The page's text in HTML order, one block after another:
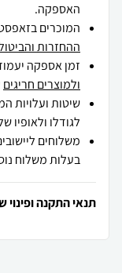
האספקה.
המוכרים
ההחזרות
זמן אספקה יעמוד על מקס' 7
ולמוצרים חריגים
שיטות ועלויות
לגודלו ולאופיו
משלוחים
בעלות משלוח
תנאי התקנה